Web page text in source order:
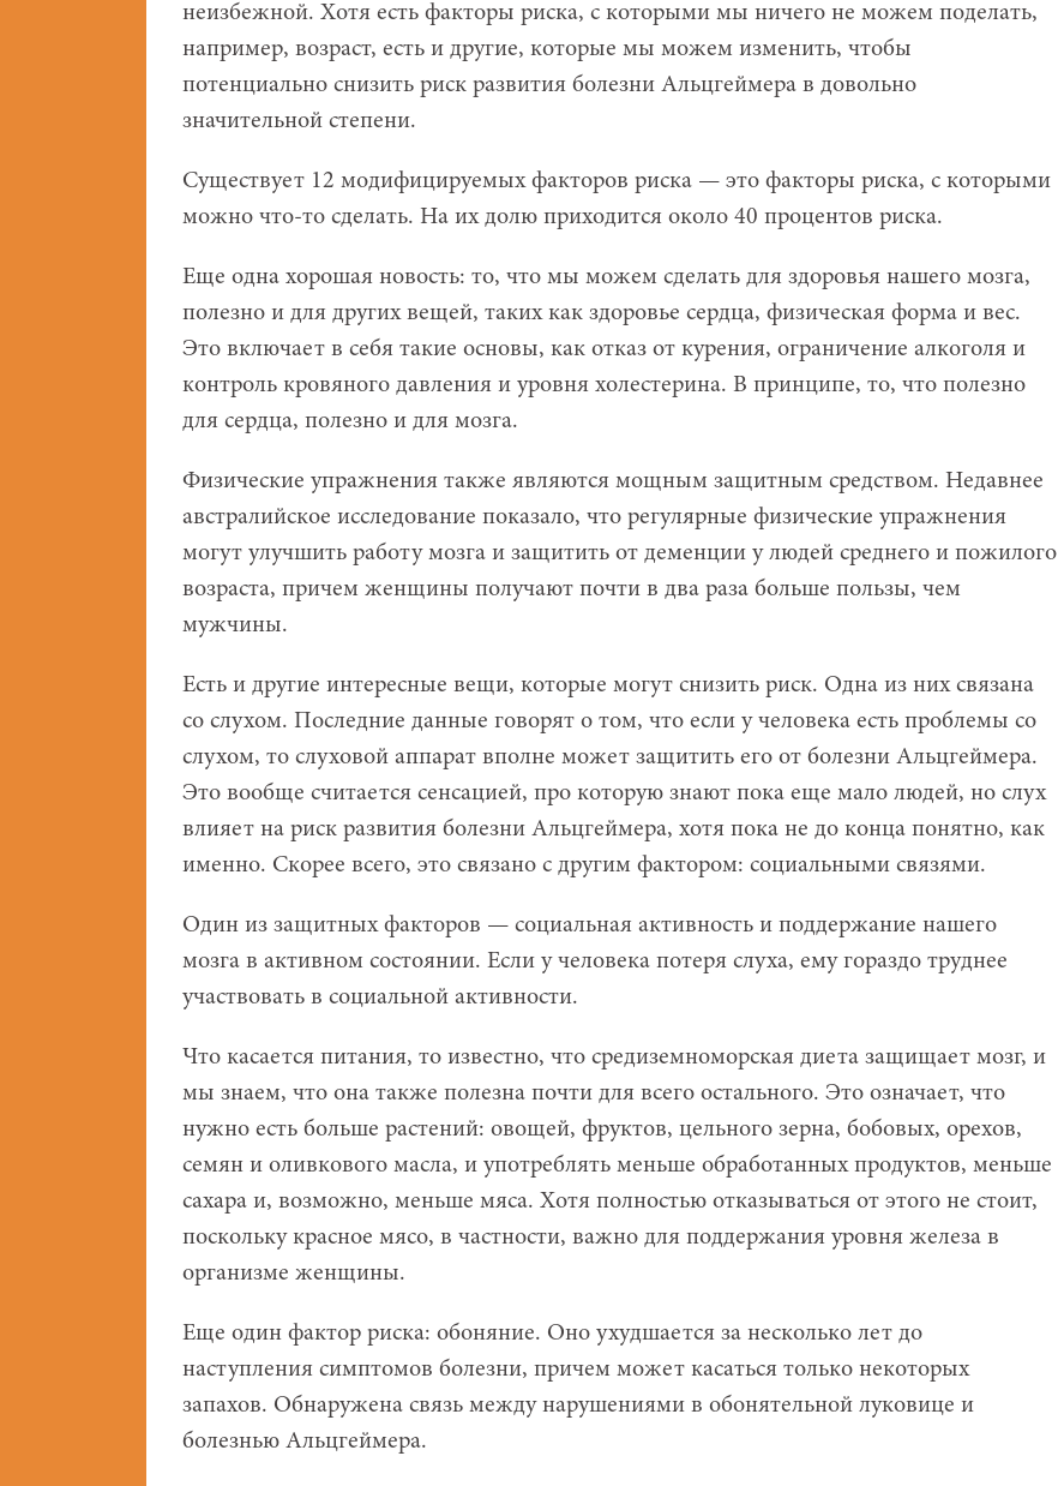
неизбежной. Хотя есть факторы риска, с которыми мы ничего не можем поделать,
например, возраст, есть и другие, которые мы можем изменить, чтобы
потенциально снизить риск развития болезни Альцгеймера в довольно
значительной степени.
Существует 12 модифицируемых факторов риска — это факторы риска, с которыми
можно что-то сделать. На их долю приходится около 40 процентов риска.
Еще одна хорошая новость: то, что мы можем сделать для здоровья нашего мозга,
полезно и для других вещей, таких как здоровье сердца, физическая форма и вес.
Это включает в себя такие основы, как отказ от курения, ограничение алкоголя и
контроль кровяного давления и уровня холестерина. В принципе, то, что полезно
для сердца, полезно и для мозга.
Физические упражнения также являются мощным защитным средством. Недавнее
австралийское исследование показало, что регулярные физические упражнения
могут улучшить работу мозга и защитить от деменции у людей среднего и пожилого
возраста, причем женщины получают почти в два раза больше пользы, чем
мужчины.
Есть и другие интересные вещи, которые могут снизить риск. Одна из них связана
со слухом. Последние данные говорят о том, что если у человека есть проблемы со
слухом, то слуховой аппарат вполне может защитить его от болезни Альцгеймера.
Это вообще считается сенсацией, про которую знают пока еще мало людей, но слух
влияет на риск развития болезни Альцгеймера, хотя пока не до конца понятно, как
именно. Скорее всего, это связано с другим фактором: социальными связями.
Один из защитных факторов — социальная активность и поддержание нашего
мозга в активном состоянии. Если у человека потеря слуха, ему гораздо труднее
участвовать в социальной активности.
Что касается питания, то известно, что средиземноморская диета защищает мозг, и
мы знаем, что она также полезна почти для всего остального. Это означает, что
нужно есть больше растений: овощей, фруктов, цельного зерна, бобовых, орехов,
семян и оливкового масла, и употреблять меньше обработанных продуктов, меньше
сахара и, возможно, меньше мяса. Хотя полностью отказываться от этого не стоит,
поскольку красное мясо, в частности, важно для поддержания уровня железа в
организме женщины.
Еще один фактор риска: обоняние. Оно ухудшается за несколько лет до
наступления симптомов болезни, причем может касаться только некоторых
запахов. Обнаружена связь между нарушениями в обонятельной луковице и
болезнью Альцгеймера.